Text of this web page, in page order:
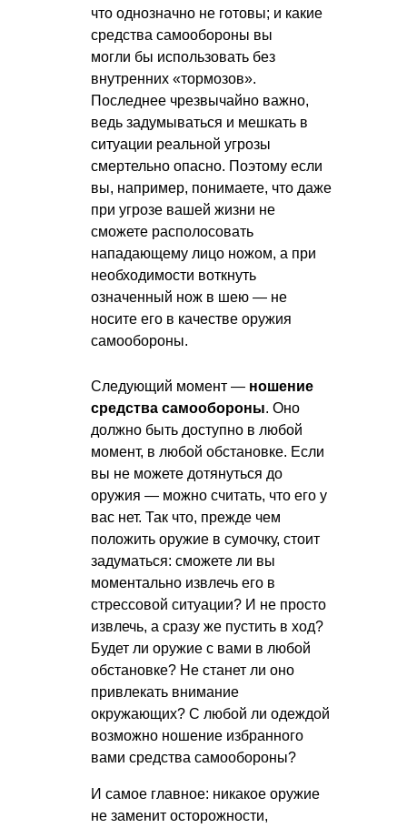
что однозначно не готовы; и какие
средства самообороны вы
могли бы использовать без
внутренних «тормозов».
Последнее чрезвычайно важно,
ведь задумываться и мешкать в
ситуации реальной угрозы
смертельно опасно. Поэтому если
вы, например, понимаете, что даже
при угрозе вашей жизни не
сможете располосовать
нападающему лицо ножом, а при
необходимости воткнуть
означенный нож в шею — не
носите его в качестве оружия
самообороны.
Следующий момент — ношение
средства самообороны. Оно
должно быть доступно в любой
момент, в любой обстановке. Если
вы не можете дотянуться до
оружия — можно считать, что его у
вас нет. Так что, прежде чем
положить оружие в сумочку, стоит
задуматься: сможете ли вы
моментально извлечь его в
стрессовой ситуации? И не просто
извлечь, а сразу же пустить в ход?
Будет ли оружие с вами в любой
обстановке? Не станет ли оно
привлекать внимание
окружающих? С любой ли одеждой
возможно ношение избранного
вами средства самообороны?
И самое главное: никакое оружие
не заменит осторожности,